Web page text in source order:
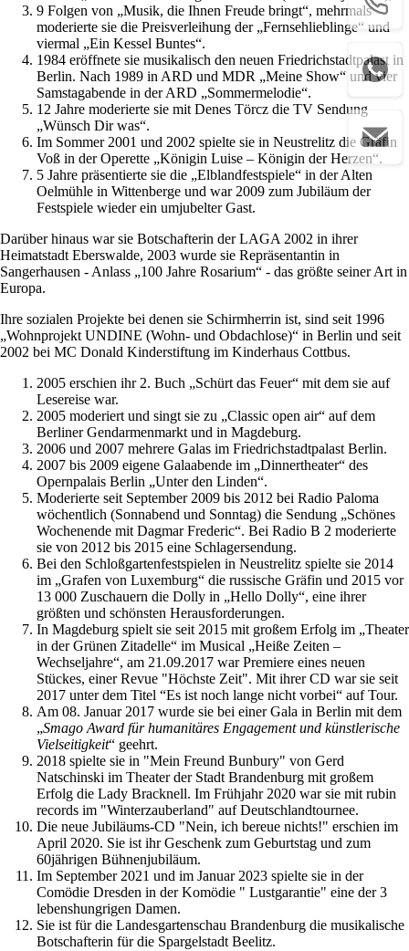
9 Folgen von „Musik, die Ihnen Freude bringt“, mehrmals
moderierte sie die Preisverleihung der „Fernsehlieblinge“ und
viermal „Ein Kessel Buntes“.
1984 eröffnete sie musikalisch den neuen Friedrichstadtpalast in
Berlin. Nach 1989 in ARD und MDR „Meine Show“ und vier
Samstagabende in der ARD „Sommermelodie“.
12 Jahre moderierte sie mit Denes Törcz die TV Sendung
„Wünsch Dir was“.
Im Sommer 2001 und 2002 spielte sie in Neustrelitz die Gräfin
Voß in der Operette „Königin Luise – Königin der Herzen“.
5 Jahre präsentierte sie die „Elblandfestspiele“ in der Alten
Oelmühle in Wittenberge und war 2009 zum Jubiläum der
Festspiele wieder ein umjubelter Gast.
Darüber hinaus war sie Botschafterin der LAGA 2002 in ihrer
Heimatstadt Eberswalde, 2003 wurde sie Repräsentantin in
Sangerhausen - Anlass „100 Jahre Rosarium“ - das größte seiner Art in
Europa.
Ihre sozialen Projekte bei denen sie Schirmherrin ist, sind seit 1996
„Wohnprojekt UNDINE (Wohn- und Obdachlose)“ in Berlin und seit
2002 bei MC Donald Kinderstiftung im Kinderhaus Cottbus.
2005 erschien ihr 2. Buch „Schürt das Feuer“ mit dem sie auf
Lesereise war.
2005 moderiert und singt sie zu „Classic open air“ auf dem
Berliner Gendarmenmarkt und in Magdeburg.
2006 und 2007 mehrere Galas im Friedrichstadtpalast Berlin.
2007 bis 2009 eigene Galaabende im „Dinnertheater“ des
Opernpalais Berlin „Unter den Linden“.
Moderierte seit September 2009 bis 2012 bei Radio Paloma
wöchentlich (Sonnabend und Sonntag) die Sendung „Schönes
Wochenende mit Dagmar Frederic“. Bei Radio B 2 moderierte
sie von 2012 bis 2015 eine Schlagersendung.
Bei den Schloßgartenfestspielen in Neustrelitz spielte sie 2014
im „Grafen von Luxemburg“ die russische Gräfin und 2015 vor
13 000 Zuschauern die Dolly in „Hello Dolly“, eine ihrer
größten und schönsten Herausforderungen.
In Magdeburg spielt sie seit 2015 mit großem Erfolg im „Theater
in der Grünen Zitadelle“ im Musical „Heiße Zeiten –
Wechseljahre“, am 21.09.2017 war Premiere eines neuen
Stückes, einer Revue "Höchste Zeit". Mit ihrer CD war sie seit
2017 unter dem Titel “Es ist noch lange nicht vorbei“ auf Tour.
Am 08. Januar 2017 wurde sie bei einer Gala in Berlin mit dem
„Smago Award für humanitäres Engagement und künstlerische
Vielseitigkeit“ geehrt.
2018 spielte sie in "Mein Freund Bunbury" von Gerd
Natschinski im Theater der Stadt Brandenburg mit großem
Erfolg die Lady Bracknell. Im Frühjahr 2020 war sie mit rubin
records im "Winterzauberland" auf Deutschlandtournee.
Die neue Jubiläums-CD "Nein, ich bereue nichts!" erschien im
April 2020. Sie ist ihr Geschenk zum Geburtstag und zum
60jährigen Bühnenjubiläum.
Im September 2021 und im Januar 2023 spielte sie in der
Comödie Dresden in der Komödie " Lustgarantie" eine der 3
lebenshungrigen Damen.
Sie ist für die Landesgartenschau Brandenburg die musikalische
Botschafterin für die Spargelstadt Beelitz.